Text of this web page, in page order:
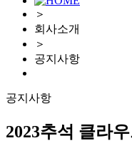
＞
회사소개
＞
공지사항
공지사항
2023추석 클라